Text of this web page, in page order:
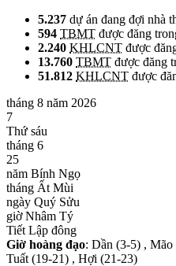
5.237 dự án đang đợi nhà
594 TBMT được đăng
2.240 KHLCNT được
13.760 TBMT được đăng
51.812 KHLCNT được
tháng 8 năm 2026
7
Thứ sáu
tháng 6
25
năm Bính Ngọ
tháng Ất Mùi
ngày Quý Sửu
giờ Nhâm Tý
Tiết Lập đông
Giờ hoàng đạo: Dần (3-5) ,
Tuất (19-21) , Hợi (21-23)